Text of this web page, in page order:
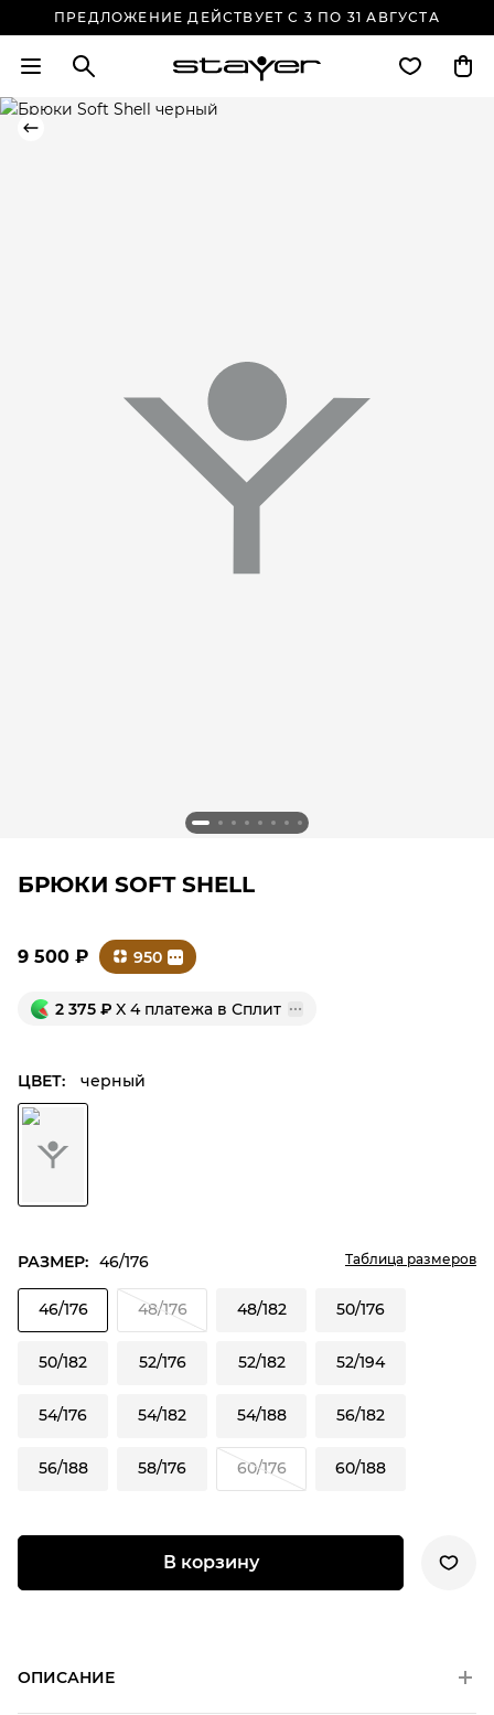
ПРЕДЛОЖЕНИЕ ДЕЙСТВУЕТ С 3 ПО 31 АВГУСТА
БРЮКИ SOFT SHELL
9 500 ₽ 950
2 375 ₽ X 4 платежа в Сплит
ЦВЕТ: черный
РАЗМЕР: 46/176 Таблица размеров
46/176 48/176 48/182 50/176
50/182 52/176 52/182 52/194
54/176 54/182 54/188 56/182
56/188 58/176 60/176 60/188
В корзину
ОПИСАНИЕ